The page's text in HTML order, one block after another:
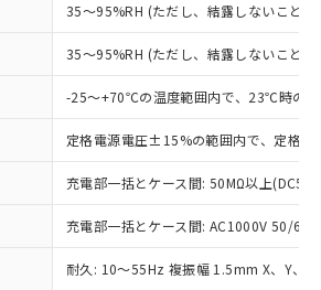
35～95%RH (ただし、結露しないこと)
35～95%RH (ただし、結露しないこと)
-25～+70℃の温度範囲内で、23℃時の
定格電源電圧±15%の範囲内で、定格
充電部一括とケース間: 50MΩ以上
充電部一括とケース間: AC1000V 50/
耐久: 10～55Hz 複振幅 1.5mm X、Y、Z
。
ビスは、当社制御機器事業取扱
当社在庫状況および標準価格
を提供させていただくもので
ビスの対象外となる商品もある
ご了承ください。
況および標準価格照会結果は、
：EU RoHS指令（10物質）の
応の商品で、対応品を出す予
：EU RoHS指令（10物質）の
状況を調査中または確認中の
イセンス料など無形物で、有
関係のない商品です。
情により、非含有部品として
含有品と判明した場合などや
表
均質材料含有率が中国RoHSの
あることを示します。
均質材料含有率が中国RoHSの
ていることを示します。
認です。当社販売部門へお問
、これら貴社製品のうち、外国
よび外国貿易法に定める商品